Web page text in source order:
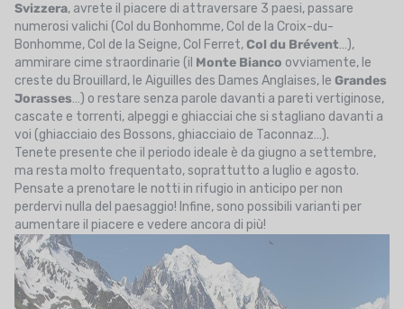
Svizzera, avrete il piacere di attraversare 3 paesi, passare
numerosi valichi (Col du Bonhomme, Col de la Croix-du-
Bonhomme, Col de la Seigne, Col Ferret,Col du Brévent…),
ammirare cime straordinarie (il Monte Bianco ovviamente, le
creste du Brouillard, le Aiguilles des Dames Anglaises, le Grandes
Jorasses…) o restare senza parole davanti a pareti vertiginose,
cascate e torrenti, alpeggi e ghiacciai che si stagliano davanti a
voi (ghiacciaio des Bossons, ghiacciaio de Taconnaz…).
Tenete presente che il periodo ideale è da giugno a settembre,
ma resta molto frequentato, soprattutto a luglio e agosto.
Pensate a prenotare le notti in rifugio in anticipo per non
perdervi nulla del paesaggio! Infine, sono possibili varianti per
aumentare il piacere e vedere ancora di più!